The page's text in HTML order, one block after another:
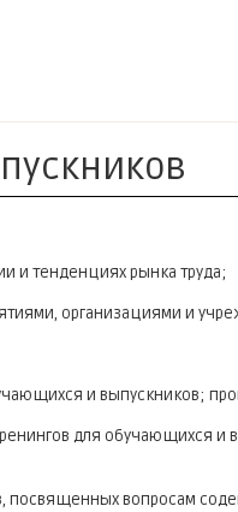
и тенденциях рынка труда;
организациями и
и выпускников;
для обучающихся и
вопросам